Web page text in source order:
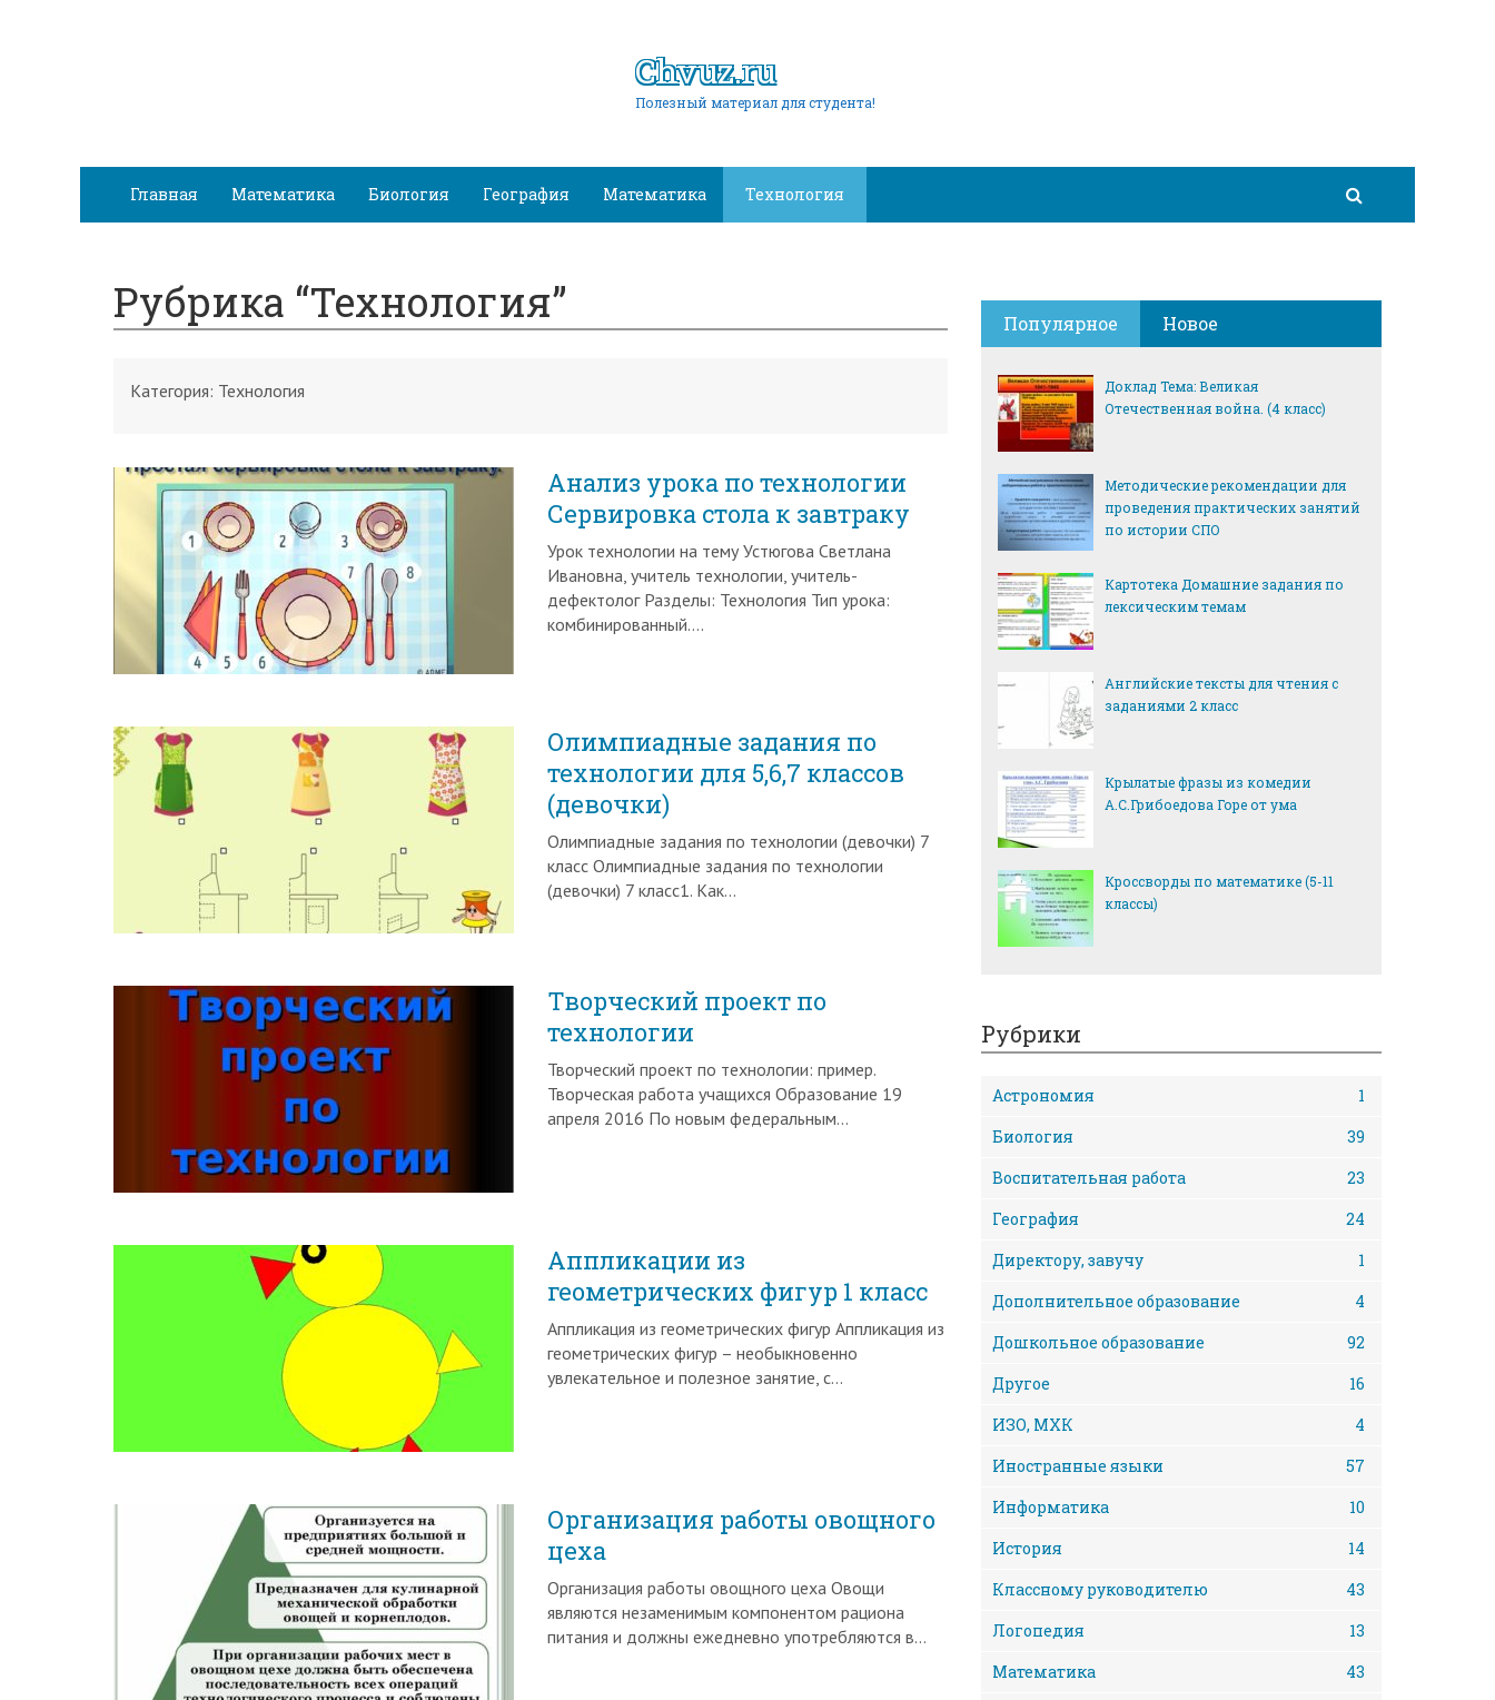
Chvuz.ru
Полезный материал для студента!
Главная Математика Биология География Математика Технология
Рубрика “Технология”
Категория: Технология
Анализ урока по технологии
Сервировка стола к завтраку
Урок технологии на тему Устюгова Светлана
Ивановна, учитель технологии, учитель-
дефектолог Разделы: Технология Тип урока:
комбинированный….
Олимпиадные задания по
технологии для 5,6,7 классов
(девочки)
Олимпиадные задания по технологии (девочки) 7
класс Олимпиадные задания по технологии
(девочки) 7 класс1. Как…
Творческий проект по
технологии
Творческий проект по технологии: пример.
Творческая работа учащихся Образование 19
апреля 2016 По новым федеральным…
Аппликации из
геометрических фигур 1 класс
Аппликация из геометрических фигур Аппликация из
геометрических фигур – необыкновенно
увлекательное и полезное занятие, с…
Организация работы овощного
цеха
Организация работы овощного цеха Овощи
являются незаменимым компонентом рациона
питания и должны ежедневно употребляются в…
Популярное Новое
Доклад Тема: Великая
Отечественная война. (4 класс)
Методические рекомендации для
проведения практических занятий
по истории СПО
Картотека Домашние задания по
лексическим темам
Английские тексты для чтения с
заданиями 2 класс
Крылатые фразы из комедии
А.С.Грибоедова Горе от ума
Кроссворды по математике (5-11
классы)
Рубрики
Астрономия
1
Биология
39
Воспитательная работа
23
География
24
Директору, завучу
1
Дополнительное образование
4
Дошкольное образование
92
Другое
16
ИЗО, МХК
4
Иностранные языки
57
Информатика
10
История
14
Классному руководителю
43
Логопедия
13
Математика
43